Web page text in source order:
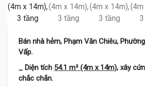
Bán nhà hẻm, Phạm Văn Chiêu,
Vấp.
_ Diện tích 54.1 m² (4m x 14m), xây
chắc chắn.